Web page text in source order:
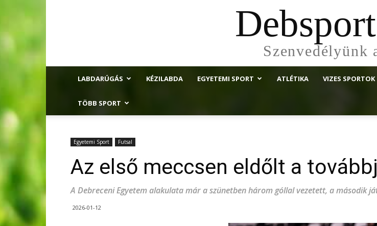
Szenvedélyünk
LABDARÚGÁS KÉZILABDA EGYETEMI SPORT ATLÉTIKA VIZES SPORTOK
TÖBB SPORT
Egyetemi Sport Futsal
Az első meccsen eldőlt a
A Debreceni Egyetem alakulata már a szünetben három góllal vezetett, a második
2026-01-12